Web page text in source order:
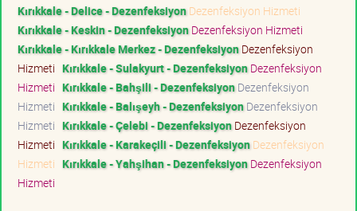
Kırıkkale - Delice - DezenfeksiyonDezenfeksiyon Hizmeti
Kırıkkale - Keskin - DezenfeksiyonDezenfeksiyon Hizmeti
Kırıkkale - Kırıkkale Merkez - DezenfeksiyonDezenfeksiyon
Hizmeti Kırıkkale - Sulakyurt - DezenfeksiyonDezenfeksiyon
Hizmeti Kırıkkale - Bahşili - DezenfeksiyonDezenfeksiyon
Hizmeti Kırıkkale - Balışeyh - DezenfeksiyonDezenfeksiyon
Hizmeti Kırıkkale - Çelebi - DezenfeksiyonDezenfeksiyon
Hizmeti Kırıkkale - Karakeçili - DezenfeksiyonDezenfeksiyon
Hizmeti Kırıkkale - Yahşihan - DezenfeksiyonDezenfeksiyon
Hizmeti